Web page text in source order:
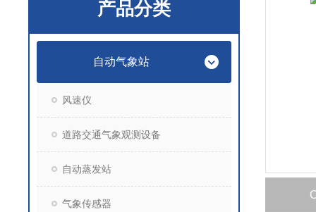
产品分类
自动气象站
风速仪
道路交通气象观测设备
自动蒸发站
气象传感器